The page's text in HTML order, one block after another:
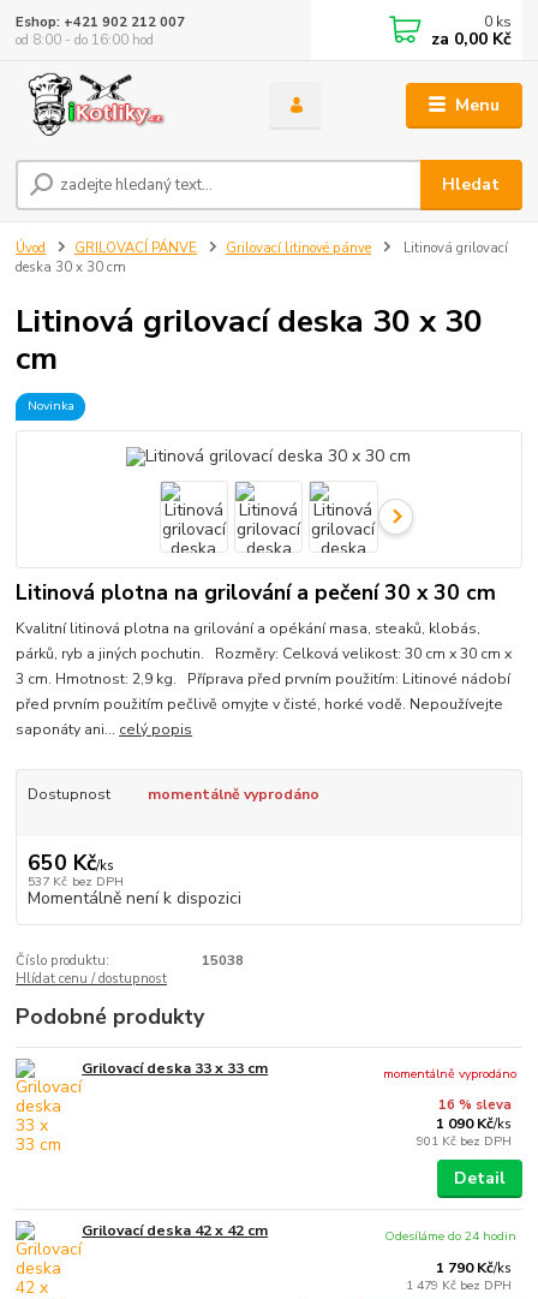
Menu
Hledat
Eshop: +421 902 212 007
od 8:00 - do 16:00 hod
0 ks
za 0,00 Kč
Úvod GRILOVACÍ PÁNVE Grilovací litinové pánve
Litinová grilovací
deska 30 x 30 cm
Litinová grilovací deska 30 x 30
cm
Novinka
Litinová plotna na grilování a pečení 30 x 30 cm
Kvalitní litinová plotna na grilování a opékání masa, steaků, klobás,
párků, ryb a jiných pochutin. Rozměry: Celková velikost: 30 cm x 30 cm x
3 cm. Hmotnost: 2,9 kg. Příprava před prvním použitím: Litinové nádobí
před prvním použitím pečlivě omyjte v čisté, horké vodě. Nepoužívejte
saponáty ani... celý popis
Dostupnost momentálně vyprodáno
650 Kč/ks
537 Kč bez DPH
Momentálně není k dispozici
Číslo produktu:
15038
Hlídat cenu / dostupnost
Podobné produkty
Grilovací deska 33 x 33 cm
16 % sleva
1 090 Kč/ks
901 Kč bez DPH
momentálně vyprodáno
Detail
Grilovací deska 42 x 42 cm
1 790 Kč/ks
1 479 Kč bez DPH
Odesíláme do 24 hodin